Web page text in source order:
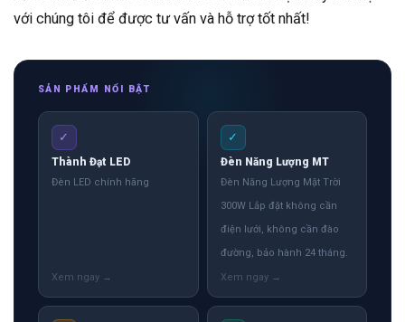
với chúng tôi để được tư vấn và hỗ trợ tốt nhất!
SẢN PHẨM NỔI BẬT
✓
Thành Đạt LED
Đèn LED chính hãng
✓
Đèn Năng Lượng MT
Đèn Năng Lượng Mặt Trời
300W Lắp đặt không cần
điện lưới, không cần đào
đường, bảo hành 24 tháng.